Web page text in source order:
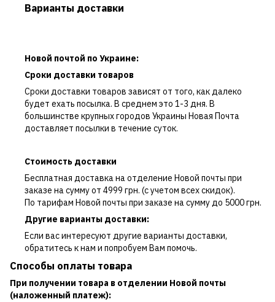
Варианты доставки
Новой почтой по Украине:
Сроки доставки товаров
Сроки доставки товаров зависят от того, как далеко
будет ехать посылка. В среднем это 1-3 дня. В
большинстве крупных городов Украины Новая Почта
доставляет посылки в течение суток.
Стоимость доставки
Бесплатная доставка на отделение Новой почты при
заказе на сумму от 4999 грн. (с учетом всех скидок).
По тарифам Новой почты при заказе на сумму до 5000 грн.
Другие варианты доставки:
Если вас интересуют другие варианты доставки,
обратитесь к нам и попробуем Вам помочь.
Способы оплаты товара
При получении товара в отделении Новой почты
(наложенный платеж):